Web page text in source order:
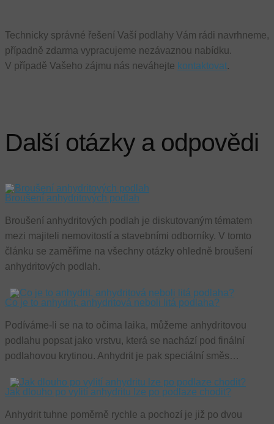
Technicky správné řešení Vaší podlahy Vám rádi navrhneme,
případně zdarma vypracujeme nezávaznou nabídku.
V případě Vašeho zájmu nás neváhejte kontaktovat.
Další otázky a odpovědi
Broušení anhydritových podlah
Broušení anhydritových podlah je diskutovaným tématem
mezi majiteli nemovitostí a stavebními odborníky. V tomto
článku se zaměříme na všechny otázky ohledně broušení
anhydritových podlah.
Co je to anhydrit, anhydritová neboli litá podlaha?
Podíváme-li se na to očima laika, můžeme anhydritovou
podlahu popsat jako vrstvu, která se nachází pod finální
podlahovou krytinou. Anhydrit je pak speciální směs…
Jak dlouho po vylití anhydritu lze po podlaze chodit?
Anhydrit tuhne poměrně rychle a pochozí je již po dvou